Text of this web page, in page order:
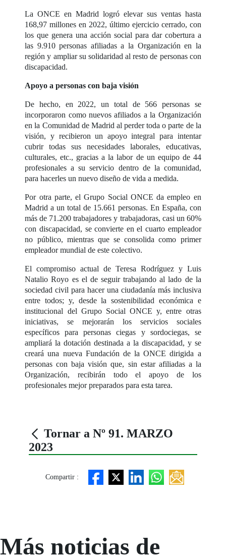
La ONCE en Madrid logró elevar sus ventas hasta
168,97 millones en 2022, último ejercicio cerrado, con
los que genera una acción social para dar cobertura a
las 9.910 personas afiliadas a la Organización en la
región y ampliar su solidaridad al resto de personas con
discapacidad.
Apoyo a personas con baja visión
De hecho, en 2022, un total de 566 personas se
incorporaron como nuevos afiliados a la Organización
en la Comunidad de Madrid al perder toda o parte de la
visión, y recibieron un apoyo integral para intentar
cubrir todas sus necesidades laborales, educativas,
culturales, etc., gracias a la labor de un equipo de 44
profesionales a su servicio dentro de la comunidad,
para hacerles un nuevo diseño de vida a medida.
Por otra parte, el Grupo Social ONCE da empleo en
Madrid a un total de 15.661 personas. En España, con
más de 71.200 trabajadores y trabajadoras, casi un 60%
con discapacidad, se convierte en el cuarto empleador
no público, mientras que se consolida como primer
empleador mundial de este colectivo.
El compromiso actual de Teresa Rodríguez y Luis
Natalio Royo es el de seguir trabajando al lado de la
sociedad civil para hacer una ciudadanía más inclusiva
entre todos; y, desde la sostenibilidad económica e
institucional del Grupo Social ONCE y, entre otras
iniciativas, se mejorarán los servicios sociales
específicos para personas ciegas y sordociegas, se
ampliará la dotación destinada a la discapacidad, y se
creará una nueva Fundación de la ONCE dirigida a
personas con baja visión que, sin estar afiliadas a la
Organización, recibirán todo el apoyo de los
profesionales mejor preparados para esta tarea.
Tornar a Nº 91. MARZO
2023
Compartir :
Más noticias de